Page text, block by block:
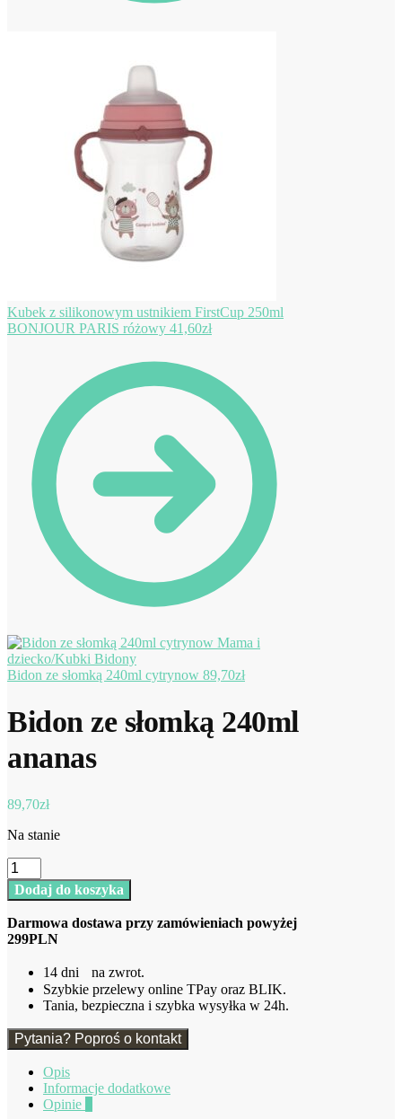
Kubek z silikonowym ustnikiem FirstCup 250ml
BONJOUR PARIS różowy 41,60zł
Bidon ze słomką 240ml cytrynow 89,70zł
Bidon ze słomką 240ml
ananas
89,70zł
Na stanie
ilość
Bidon
ze
240ml
ananas
Dodaj do koszyka
Darmowa dostawa przy zamówieniach powyżej
299PLN
14 dni na zwrot.
Szybkie przelewy online TPay oraz BLIK.
Tania, bezpieczna i szybka wysyłka w 24h.
Pytania? Poproś o kontakt
Opis
Informacje dodatkowe
Opinie